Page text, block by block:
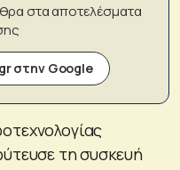
στα αποτελέσματα
στην Google
τη συσκευή